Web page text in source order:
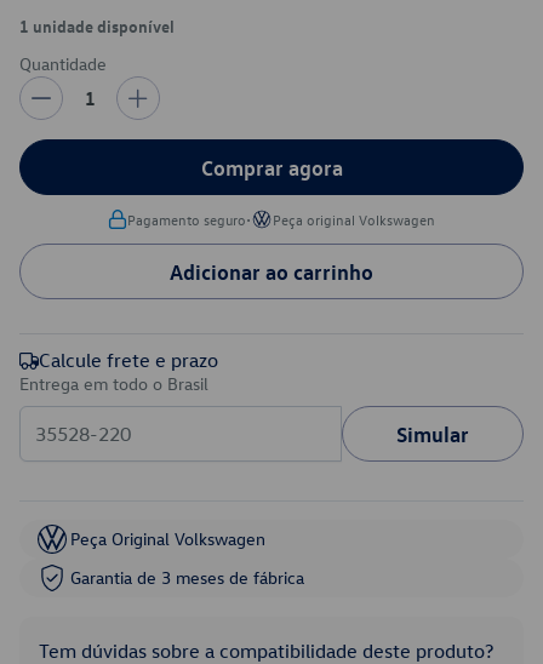
1 unidade disponível
Quantidade
1
Comprar agora
Pagamento seguro• Peça original Volkswagen
Adicionar ao carrinho
Calcule frete e prazo
Entrega em todo o Brasil
Simular
Peça Original Volkswagen
Garantia de 3 meses de fábrica
Tem dúvidas sobre a compatibilidade deste produto?